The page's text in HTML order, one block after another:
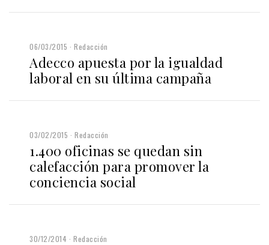
06/03/2015 Redacción
Adecco apuesta por la igualdad
laboral en su última campaña
03/02/2015 Redacción
1.400 oficinas se quedan sin
calefacción para promover la
conciencia social
30/12/2014 Redacción